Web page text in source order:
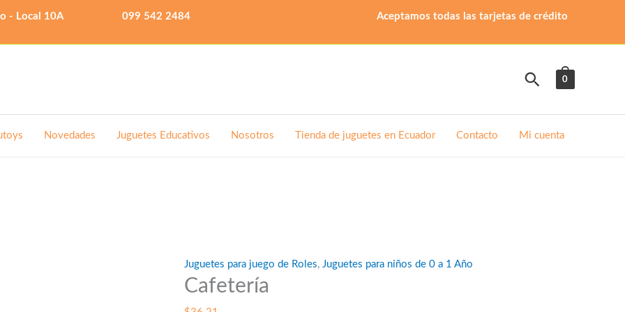
- Local 10A 099 542 2484 Aceptamos todas las tarjetas de crédito
Buscar
0
Novedades Juguetes Educativos Nosotros Tienda de juguetes en Ecuador Contacto Mi cuenta
Juguetes para juego de Roles, Juguetes para niños de 0 a 1 Año
Cafetería